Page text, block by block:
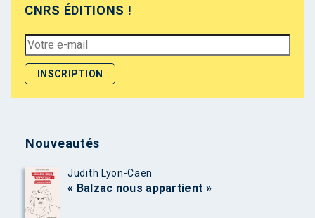
CNRS ÉDITIONS !
Nouveautés
Judith Lyon-Caen
« Balzac nous appartient »